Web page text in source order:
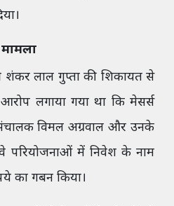
शंकर लाल गुप्ता की शिकायत से
लगाया गया था कि मेसर्स
विमल अग्रवाल और उनके
परियोजनाओं में निवेश के नाम
का गबन किया।